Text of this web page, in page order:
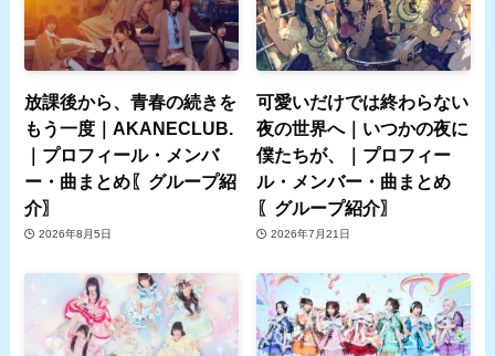
放課後から、青春の続きを
もう一度｜AKANECLUB.
｜プロフィール・メンバ
ー・曲まとめ〖グループ紹
介〗
2026年8月5日
可愛いだけでは終わらない
夜の世界へ｜いつかの夜に
僕たちが、｜プロフィー
ル・メンバー・曲まとめ
〖グループ紹介〗
2026年7月21日